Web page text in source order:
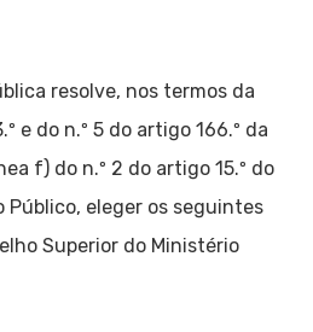
resolve, nos termos da
e do n.º 5 do artigo 166.º da
f) do n.º 2 do artigo 15.º do
eleger os seguintes
Superior do Ministério